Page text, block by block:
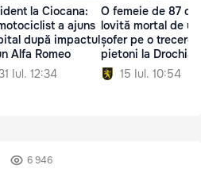
la Ciocana:
a ajuns
după impactul
Alfa Romeo
Iul. 12:34
O femeie de 87 de
lovită mortal de un
șofer pe o trecere
pietoni la Drochia
15 Iul. 10:54
6 946